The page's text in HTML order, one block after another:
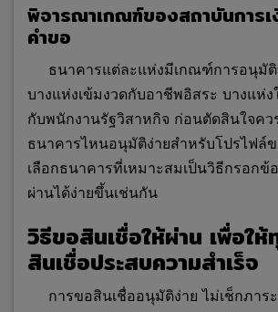
พิจารณาเกณฑ์ของสถาบันการ
คำขอ
ธนาคารแต่ละแห่งมีเกณฑ์การอนุมั
บางแห่งเข้มงวดกับอาชีพอิสระ บางแห่ง
กับพนักงานรัฐวิสาหกิจ ก่อนตัดสินใจคว
ธนาคารไหนอนุมัติง่ายสำหรับโปรไฟล์
เลือกธนาคารที่เหมาะสมเป็นวิธีกรอกข้
ผ่านได้ง่ายขึ้นเช่นกัน
วิธีขอสินเชื่อให้ผ่าน เพื่อใ
สินเชื่อประสบความสำเร็จ
การขอสินเชื่ออนุมัติง่าย ไม่เช็กภาร